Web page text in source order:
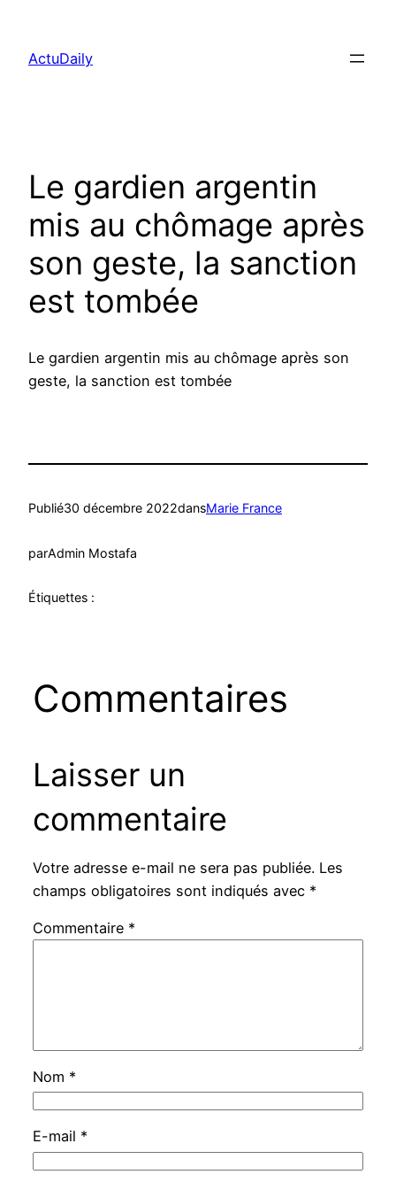
contenu
ActuDaily
Le gardien argentin
mis au chômage après
son geste, la sanction
est tombée
Le gardien argentin mis au chômage après son
geste, la sanction est tombée
Publié30 décembre 2022dansMarie France
parAdmin Mostafa
Étiquettes :
Commentaires
Laisser un
commentaire
Votre adresse e-mail ne sera pas publiée. Les
champs obligatoires sont indiqués avec *
Commentaire *
Nom *
E-mail *